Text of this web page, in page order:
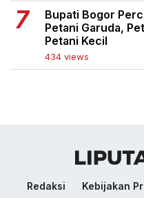
Bupati Bogor
Petani Garuda,
Petani Kecil
434 views
Redaksi Kebijakan